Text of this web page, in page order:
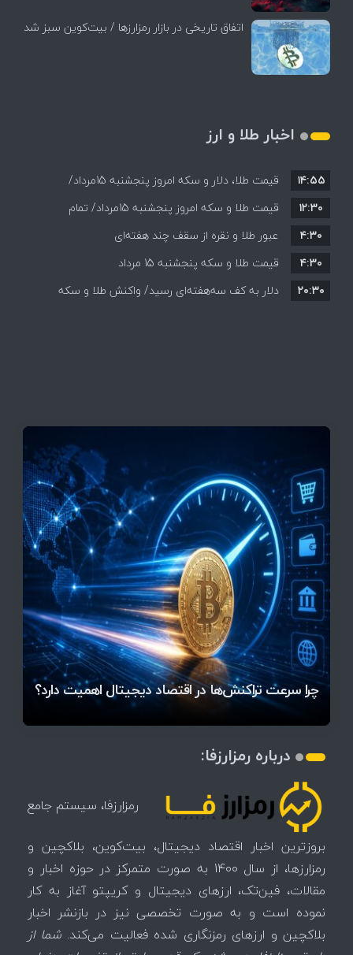
اتفاق تاریخی در بازار رمزارزها / بیت‌کوین سبز شد
اخبار طلا و ارز
قیمت طلا، دلار و سکه امروز پنجشنبه 15مرداد/
افزایش قیمت ها + جدول
۱۴:۵۵
قیمت طلا و سکه امروز پنجشنبه 15مرداد/ تمام
قیمت ها بر مدار افزایش + جدول
۱۲:۳۰
عبور طلا و نقره از سقف چند هفته‌ای
۴:۳۰
قیمت طلا و سکه پنجشنبه 15 مرداد
۴:۳۰
دلار به کف سه‌هفته‌ای رسید/ واکنش طلا و سکه
۲۰:۳۰
چرا سرعت تراکنش‌ها در اقتصاد دیجیتال اهمیت دارد؟
آخرین وضعیت بازار رمزارزها در جهان / مهم‌ترین
تهدید بیت‌کوین مشخص شد
اتفاق تاریخی در بازار رمزارزها / بیت‌کوین سبز شد
قیمت تتر، بیت‌کوین و اتریوم امروز دوشنبه ۵ مرداد
۱۴۰۵ | بیت‌کوین این مرز را از دست بدهد، همه‌چیز
تغییر می‌کند
رقابت پنهان دولت‌ها بر سر بیت‌کوین/ ۱۰ کشور برتر
کدامند؟
اتفاق مهم در بازار رمزارزها / بیت‌کوین وارد فاز تازه شد
تازه‌ترین رسوایی ارز دیجیتال؛ شکایت میلیاردی روی
میز / ۶۲۲ بیت‌کوین کجا رفت؟
بحران بدهی شرکت‌ها و خطر فروش اجباری میلیاردها
دلار بیت‌کوین
درباره رمزارزفا:
رمزارزفا، سیستم جامع
بروزترین اخبار اقتصاد دیجیتال، بیت‌کوین، بلاکچین و
رمزارزها، از سال 1400 به صورت متمرکز در حوزه اخبار و
مقالات، فین‌تک، ارزهای‌ دیجیتال و کریپتو آغاز به کار
نموده است و به صورت تخصصی نیز در بازنشر اخبار
بلاکچین و ارزهای رمزنگاری شده فعالیت می‌کند.شما از